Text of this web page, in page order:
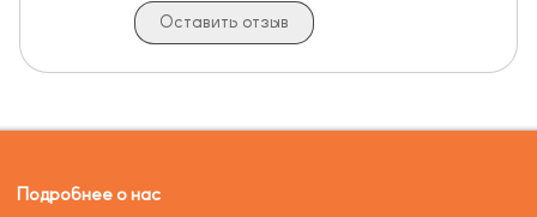
Оставить отзыв
Подробнее о нас